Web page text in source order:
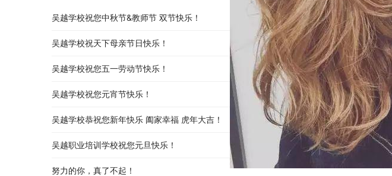
吴越学校祝您中秋节&教师节 双节快乐！
吴越学校祝天下母亲节日快乐！
吴越学校祝您五一劳动节快乐！
吴越学校祝您元宵节快乐！
吴越学校恭祝您新年快乐 阖家幸福 虎年大吉！
吴越职业培训学校祝您元旦快乐！
努力的你，真了不起！